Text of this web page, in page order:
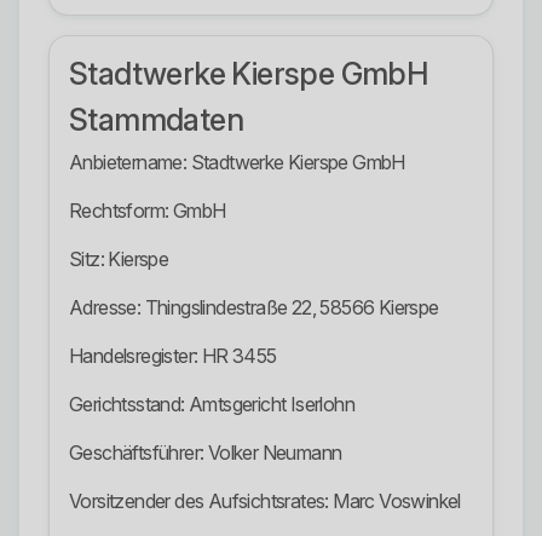
Stadtwerke Kierspe GmbH
Stammdaten
Anbietername: Stadtwerke Kierspe GmbH
Rechtsform: GmbH
Sitz: Kierspe
Adresse: Thingslindestraße 22, 58566 Kierspe
Handelsregister: HR 3455
Gerichtsstand: Amtsgericht Iserlohn
Geschäftsführer: Volker Neumann
Vorsitzender des Aufsichtsrates: Marc Voswinkel